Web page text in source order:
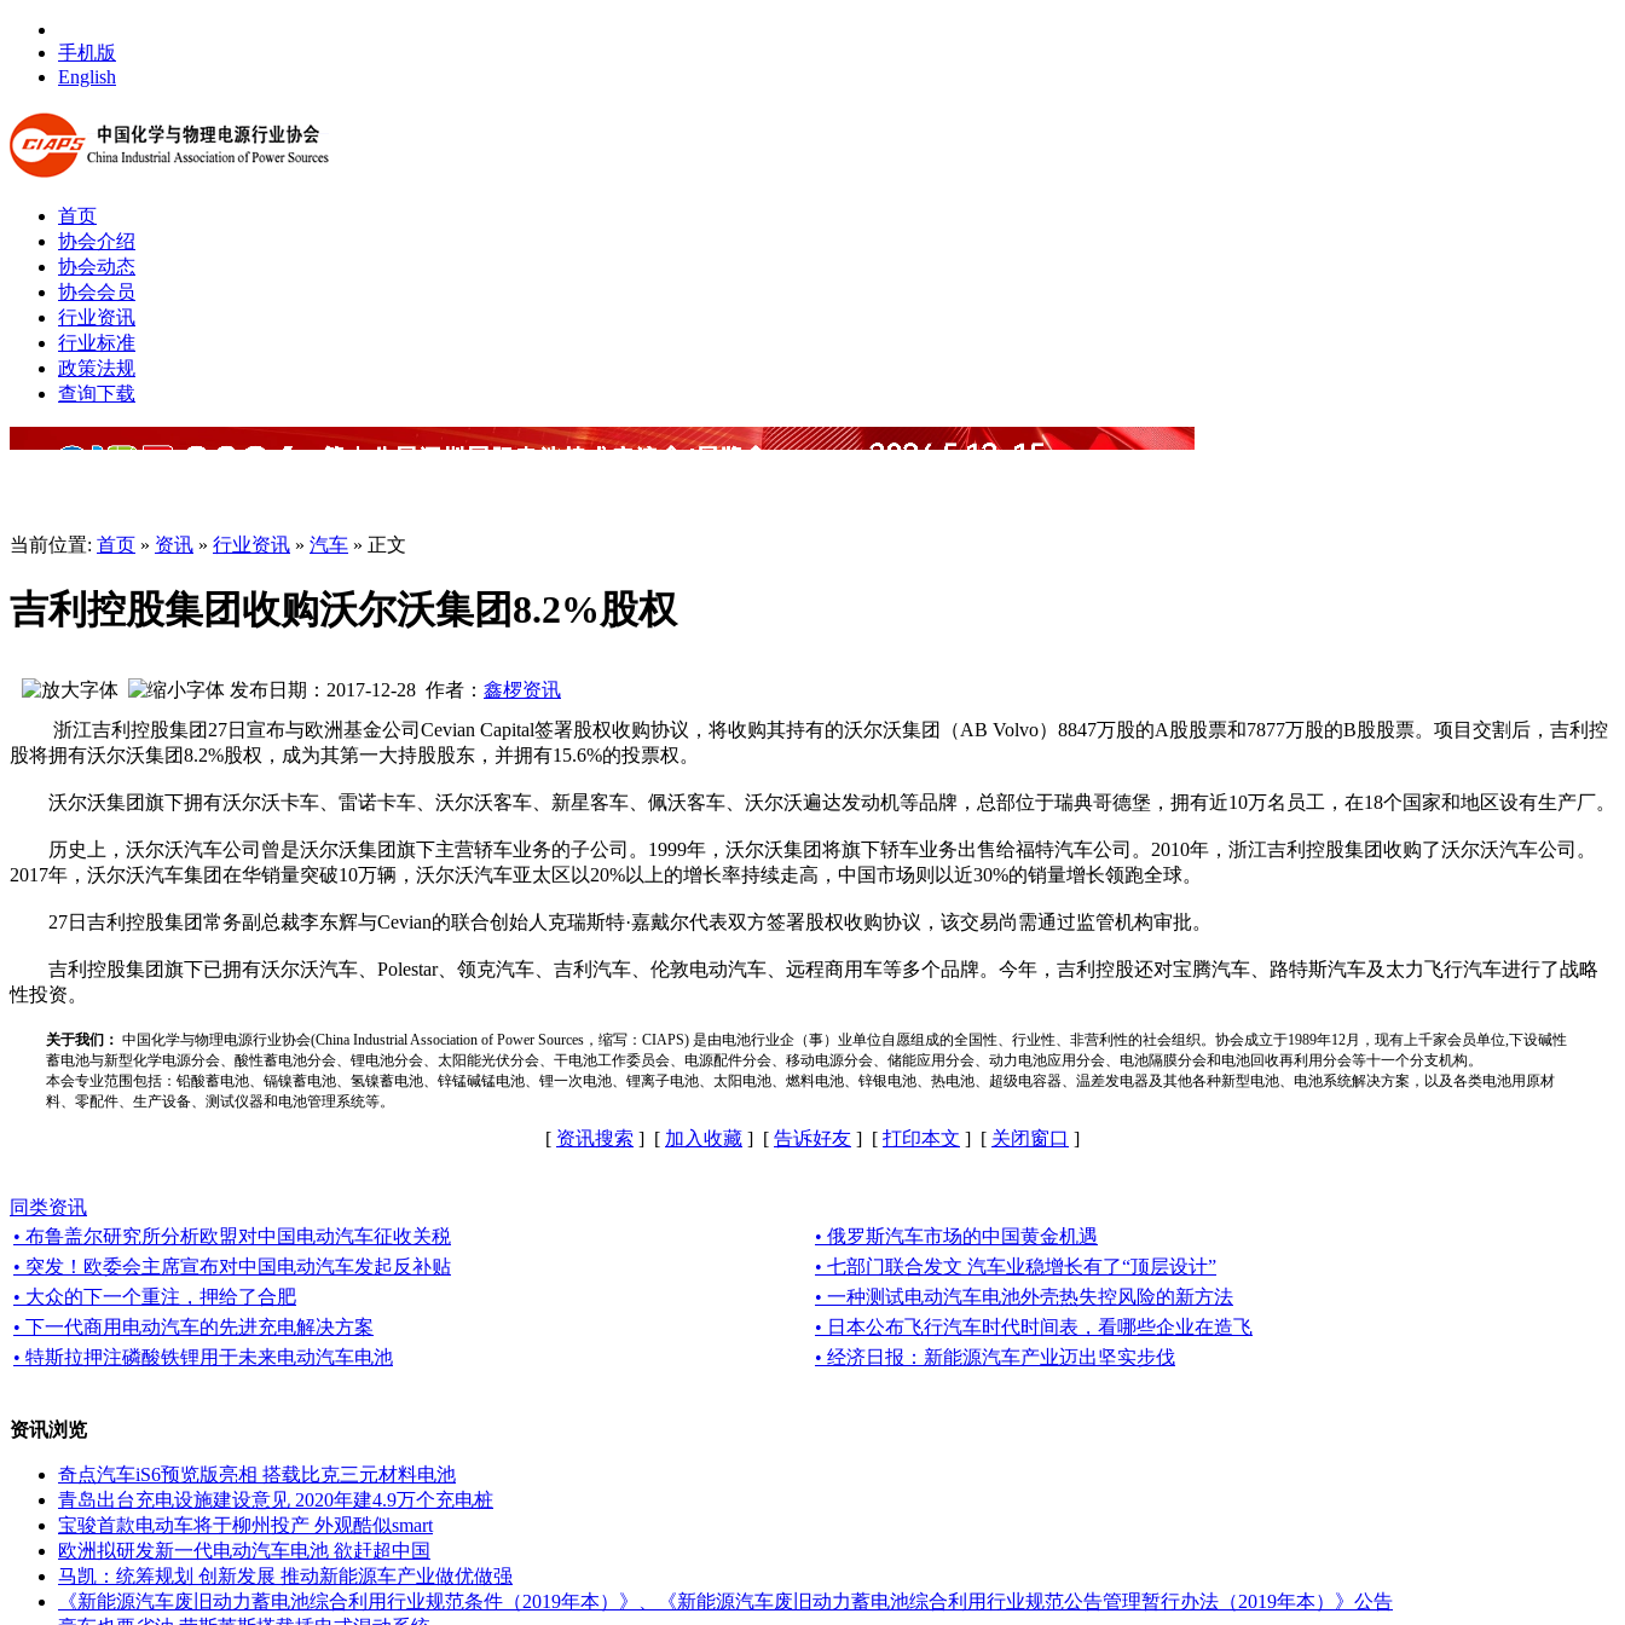
手机版
English
首页
协会介绍
协会动态
协会会员
行业资讯
行业标准
政策法规
查询下载
当前位置: 首页 » 资讯 » 行业资讯 » 汽车 » 正文
吉利控股集团收购沃尔沃集团8.2%股权
发布日期：2017-12-28 作者： 鑫椤资讯
浙江吉利控股集团27日宣布与欧洲基金公司Cevian Capital签署股权收购协议，将收购其持有的沃尔沃集团（AB Volvo）8847万股的A股股票和7877万股的B股股票。项目交割后，吉利控
股将拥有沃尔沃集团8.2%股权，成为其第一大持股股东，并拥有15.6%的投票权。
沃尔沃集团旗下拥有沃尔沃卡车、雷诺卡车、沃尔沃客车、新星客车、佩沃客车、沃尔沃遍达发动机等品牌，总部位于瑞典哥德堡，拥有近10万名员工，在18个国家和地区设有生产厂。
历史上，沃尔沃汽车公司曾是沃尔沃集团旗下主营轿车业务的子公司。1999年，沃尔沃集团将旗下轿车业务出售给福特汽车公司。2010年，浙江吉利控股集团收购了沃尔沃汽车公司。
2017年，沃尔沃汽车集团在华销量突破10万辆，沃尔沃汽车亚太区以20%以上的增长率持续走高，中国市场则以近30%的销量增长领跑全球。
27日吉利控股集团常务副总裁李东辉与Cevian的联合创始人克瑞斯特·嘉戴尔代表双方签署股权收购协议，该交易尚需通过监管机构审批。
吉利控股集团旗下已拥有沃尔沃汽车、Polestar、领克汽车、吉利汽车、伦敦电动汽车、远程商用车等多个品牌。今年，吉利控股还对宝腾汽车、路特斯汽车及太力飞行汽车进行了战略
性投资。
关于我们： 中国化学与物理电源行业协会(China Industrial Association of Power Sources，缩写：CIAPS) 是由电池行业企（事）业单位自愿组成的全国性、行业性、非营利性的社会组织。协会成立于1989年12月，现有上千家会员单位,下设碱性
蓄电池与新型化学电源分会、酸性蓄电池分会、锂电池分会、太阳能光伏分会、干电池工作委员会、电源配件分会、移动电源分会、储能应用分会、动力电池应用分会、电池隔膜分会和电池回收再利用分会等十一个分支机构。
本会专业范围包括：铅酸蓄电池、镉镍蓄电池、氢镍蓄电池、锌锰碱锰电池、锂一次电池、锂离子电池、太阳电池、燃料电池、锌银电池、热电池、超级电容器、温差发电器及其他各种新型电池、电池系统解决方案，以及各类电池用原材
料、零配件、生产设备、测试仪器和电池管理系统等。
[ 资讯搜索 ] [ 加入收藏 ] [ 告诉好友 ] [ 打印本文 ] [ 关闭窗口 ]
同类资讯
• 布鲁盖尔研究所分析欧盟对中国电动汽车征收关税
• 俄罗斯汽车市场的中国黄金机遇
• 突发！欧委会主席宣布对中国电动汽车发起反补贴
• 七部门联合发文 汽车业稳增长有了“顶层设计”
• 大众的下一个重注，押给了合肥
• 一种测试电动汽车电池外壳热失控风险的新方法
• 下一代商用电动汽车的先进充电解决方案
• 日本公布飞行汽车时代时间表，看哪些企业在造飞
• 特斯拉押注磷酸铁锂用于未来电动汽车电池
• 经济日报：新能源汽车产业迈出坚实步伐
资讯浏览
奇点汽车iS6预览版亮相 搭载比克三元材料电池
青岛出台充电设施建设意见 2020年建4.9万个充电桩
宝骏首款电动车将于柳州投产 外观酷似smart
欧洲拟研发新一代电动汽车电池 欲赶超中国
马凯：统筹规划 创新发展 推动新能源车产业做优做强
《新能源汽车废旧动力蓄电池综合利用行业规范条件（2019年本）》、《新能源汽车废旧动力蓄电池综合利用行业规范公告管理暂行办法（2019年本）》公告